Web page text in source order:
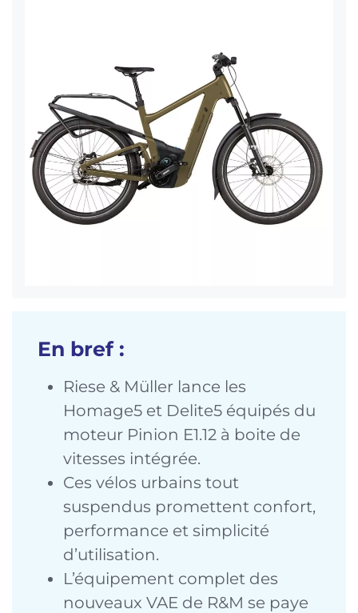
En bref :
Riese & Müller lance les
Homage5 et Delite5 équipés du
moteur Pinion E1.12 à boite de
vitesses intégrée.
Ces vélos urbains tout
suspendus promettent confort,
performance et simplicité
d’utilisation.
L’équipement complet des
nouveaux VAE de R&M se paye